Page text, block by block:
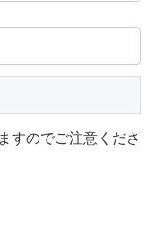
すのでご注意くださ